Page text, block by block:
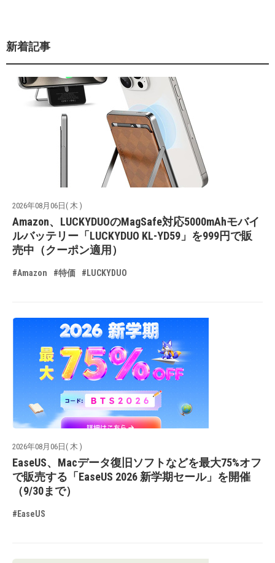
新着記事
2026年08月06日( 木 )
Amazon、LUCKYDUOのMagSafe対応5000mAhモバイ
ルバッテリー「LUCKYDUO KL-YD59」を999円で販
売中（クーポン適用）
#Amazon #特価 #LUCKYDUO
2026年08月06日( 木 )
EaseUS、Macデータ復旧ソフトなどを最大75%オフ
で販売する「EaseUS 2026 新学期セール」を開催
（9/30まで）
#EaseUS